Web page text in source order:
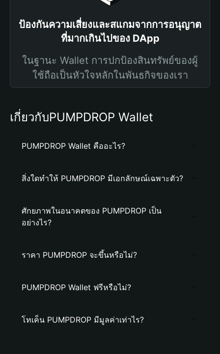
ป้องกันความเสี่ยงและสแกมจากการอนุญาต
ที่มากเกินไปของ DApp
ในฐานะ Wallet การปกป้องสินทรัพย์ของผู้
ใช้ถือเป็นหัวใจหลักในพันธกิจของเรา
เกี่ยวกับPUMPDROP Wallet
PUMPDROP Wallet คืออะไร?
สิ่งใดทำให้ PUMPDROP มีเอกลักษณ์เฉพาะตัว?
ศักยภาพในอนาคตของ PUMPDROP เป็น
อย่างไร?
ราคา PUMPDROP จะขึ้นหรือไม่?
PUMPDROP Wallet ฟรีหรือไม่?
โทเค็น PUMPDROP มีมูลค่าเท่าไร?